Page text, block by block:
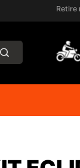
Retire